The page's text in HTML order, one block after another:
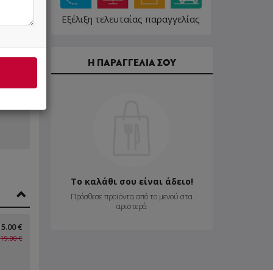
€
19.00 €
Εξέλιξη τελευταίας παραγγελίας
Η ΠΑΡΑΓΓΕΛΙΑ ΣΟΥ
Το καλάθι σου είναι άδειο!
Πρόσθεσε προϊόντα από το μενού στα
αριστερά